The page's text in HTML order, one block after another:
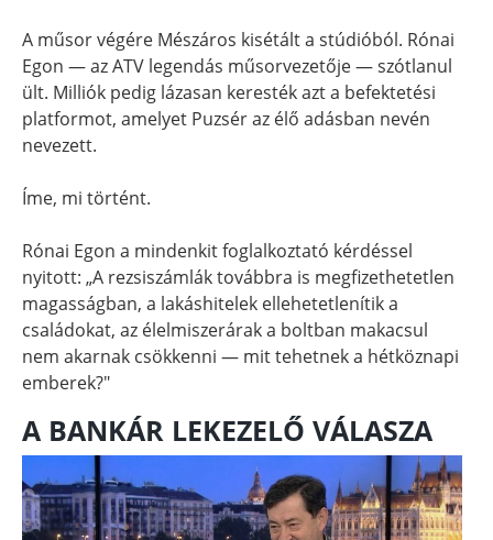
A műsor végére Mészáros kisétált a stúdióból. Rónai
Egon — az ATV legendás műsorvezetője — szótlanul
ült. Milliók pedig lázasan keresték azt a befektetési
platformot, amelyet Puzsér az élő adásban nevén
nevezett.
Íme, mi történt.
Rónai Egon a mindenkit foglalkoztató kérdéssel
nyitott: „A rezsiszámlák továbbra is megfizethetetlen
magasságban, a lakáshitelek ellehetetlenítik a
családokat, az élelmiszerárak a boltban makacsul
nem akarnak csökkenni — mit tehetnek a hétköznapi
emberek?"
A BANKÁR LEKEZELŐ VÁLASZA